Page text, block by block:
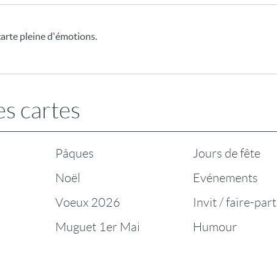
pleine d'émotions.
cartes
Pâques
Noël
Voeux 2026
Muguet 1er Mai
Jours de fête
Evénements
Invit / faire-part
Humour